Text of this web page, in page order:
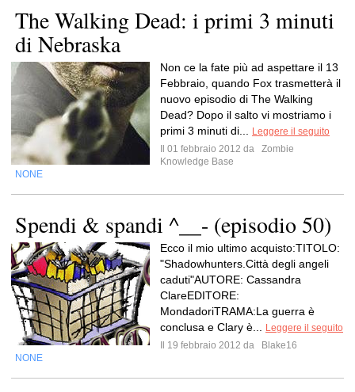
The Walking Dead: i primi 3 minuti
di Nebraska
Non ce la fate più ad aspettare il 13
Febbraio, quando Fox trasmetterà il
nuovo episodio di The Walking
Dead? Dopo il salto vi mostriamo i
primi 3 minuti di...
Leggere il seguito
Il 01 febbraio 2012 da
Zombie
Knowledge Base
NONE
Spendi & spandi ^__- (episodio 50)
Ecco il mio ultimo acquisto:TITOLO:
"Shadowhunters.Città degli angeli
caduti"AUTORE: Cassandra
ClareEDITORE:
MondadoriTRAMA:La guerra è
conclusa e Clary è...
Leggere il seguito
Il 19 febbraio 2012 da
Blake16
NONE